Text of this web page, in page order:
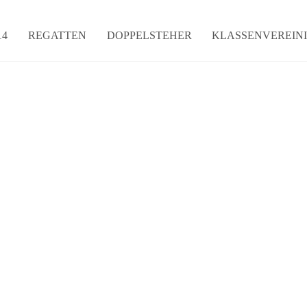
REGATTEN DOPPELSTEHER